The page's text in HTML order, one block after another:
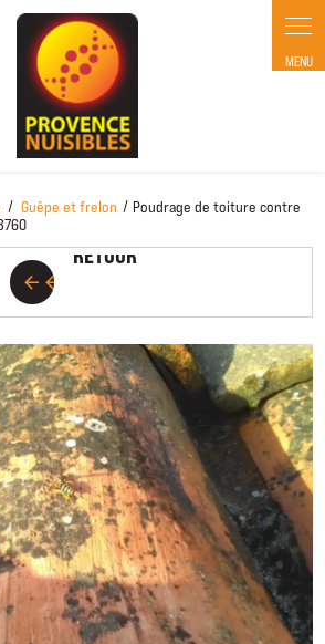
Guêpe et frelon
Poudrage de toiture contre
arrow_back arrow_back
RETOUR
cookies